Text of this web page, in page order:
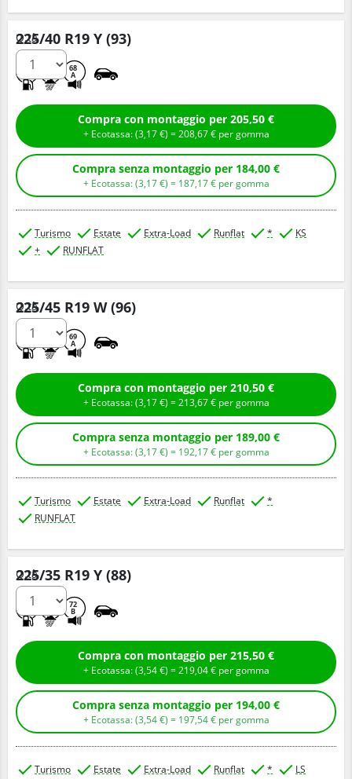
225/40 R19 Y (93)
68
A
Q.tà
Compra con montaggio per 205,50 €
+ Ecotassa: (3,17€ ) =208,67€ per gomma
Compra senza montaggio per 184,00 €
+ Ecotassa: (3,17€ ) = 187,17€ per gomma
Turismo Estate Extra-Load Runflat *
KS
+
RUNFLAT
225/45 R19 W (96)
69
A
Q.tà
Compra con montaggio per 210,50 €
+ Ecotassa: (3,17€ ) =213,67€ per gomma
Compra senza montaggio per 189,00 €
+ Ecotassa: (3,17€ ) = 192,17€ per gomma
Turismo Estate Extra-Load Runflat
*
RUNFLAT
225/35 R19 Y (88)
72
B
Q.tà
Compra con montaggio per 215,50 €
+ Ecotassa: (3,54€ ) =219,04€ per gomma
Compra senza montaggio per 194,00 €
+ Ecotassa: (3,54€ ) = 197,54€ per gomma
Turismo Estate Extra-Load Runflat *
LS